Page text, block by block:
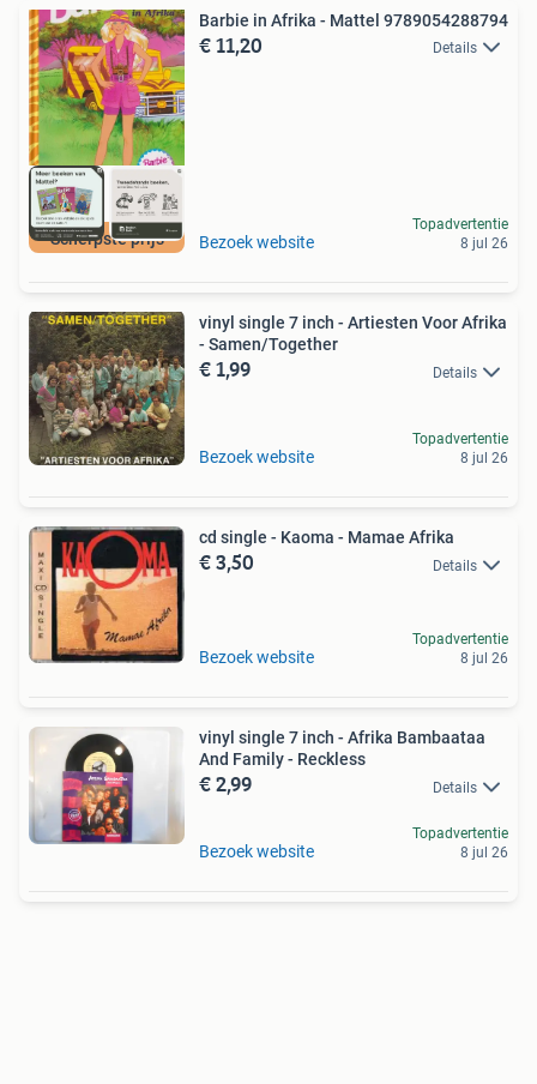
Scherpste prijs
Barbie in Afrika - Mattel 9789054288794
€ 11,20 Details
Bezoek website
Topadvertentie
8 jul 26
vinyl single 7 inch - Artiesten Voor Afrika
- Samen/Together
€ 1,99 Details
Bezoek website
Topadvertentie
8 jul 26
cd single - Kaoma - Mamae Afrika
€ 3,50 Details
Bezoek website
Topadvertentie
8 jul 26
vinyl single 7 inch - Afrika Bambaataa
And Family - Reckless
€ 2,99 Details
Bezoek website
Topadvertentie
8 jul 26